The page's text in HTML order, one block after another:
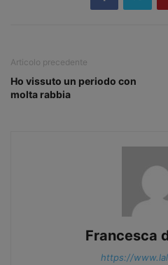
Articolo precedente
Ho vissuto un periodo con
molta rabbia
Francesca
https://